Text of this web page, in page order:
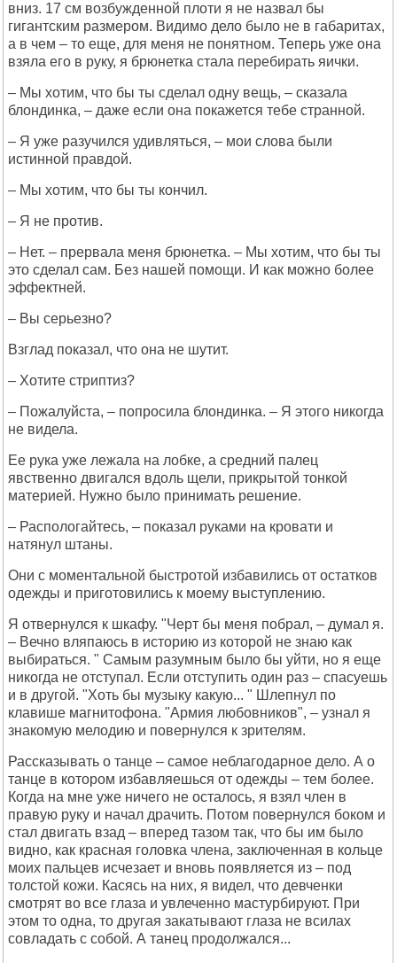
вниз. 17 см возбужденной плоти я не назвал бы
гигантским размером. Видимо дело было не в габаритах,
а в чем – то еще, для меня не понятном. Теперь уже она
взяла его в руку, я брюнетка стала перебирать яички.
– Мы хотим, что бы ты сделал одну вещь, – сказала
блондинка, – даже если она покажется тебе странной.
– Я уже разучился удивляться, – мои слова были
истинной правдой.
– Мы хотим, что бы ты кончил.
– Я не против.
– Нет. – прервала меня брюнетка. – Мы хотим, что бы ты
это сделал сам. Без нашей помощи. И как можно более
эффектней.
– Вы серьезно?
Взглад показал, что она не шутит.
– Хотите стриптиз?
– Пожалуйста, – попросила блондинка. – Я этого никогда
не видела.
Ее рука уже лежала на лобке, а средний палец
явственно двигался вдоль щели, прикрытой тонкой
материей. Нужно было принимать решение.
– Распологайтесь, – показал руками на кровати и
натянул штаны.
Они с моментальной быстротой избавились от остатков
одежды и приготовились к моему выступлению.
Я отвернулся к шкафу. "Черт бы меня побрал, – думал я.
– Вечно вляпаюсь в историю из которой не знаю как
выбираться. " Самым разумным было бы уйти, но я еще
никогда не отступал. Если отступить один раз – спасуешь
и в другой. "Хоть бы музыку какую... " Шлепнул по
клавише магнитофона. "Армия любовников", – узнал я
знакомую мелодию и повернулся к зрителям.
Рассказывать о танце – самое неблагодарное дело. А о
танце в котором избавляешься от одежды – тем более.
Когда на мне уже ничего не осталось, я взял член в
правую руку и начал драчить. Потом повернулся боком и
стал двигать взад – вперед тазом так, что бы им было
видно, как красная головка члена, заключенная в кольце
моих пальцев исчезает и вновь появляется из – под
толстой кожи. Касясь на них, я видел, что девченки
смотрят во все глаза и увлеченно мастурбируют. При
этом то одна, то другая закатывают глаза не всилах
совладать с собой. А танец продолжался...